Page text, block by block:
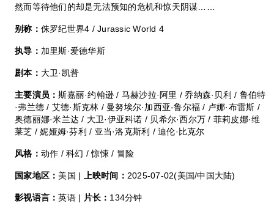
然而等待他们的却是无法预知的危机和惊天阴谋……
别称： 侏罗纪世界4 / Jurassic World 4‎
执导： 加里斯·爱德华斯
剧本： 大卫·凯普
主要演员：斯嘉丽·约翰逊 / 马赫沙拉·阿里 / 乔纳森·贝利 / 鲁伯特
·弗兰德 / 艾德·斯克林 / 曼努埃尔·加西亚-鲁尔福 / 卢娜·布雷斯 /
奥德丽娜·米兰达 / 大卫·伊亚科诺 / 贝希尔·西尔万 / 菲莉皮娜·维
莱芝 / 妮娅姆·芬利 / 亚当·洛克斯利 / 迪伦·比克尔
风格： 动作 / 科幻 / 惊悚 / 冒险
国家地区： 美国 | 上映时间： 2025-07-02(美国/中国大陆)
影视语言：英语 | 片长： 134分钟